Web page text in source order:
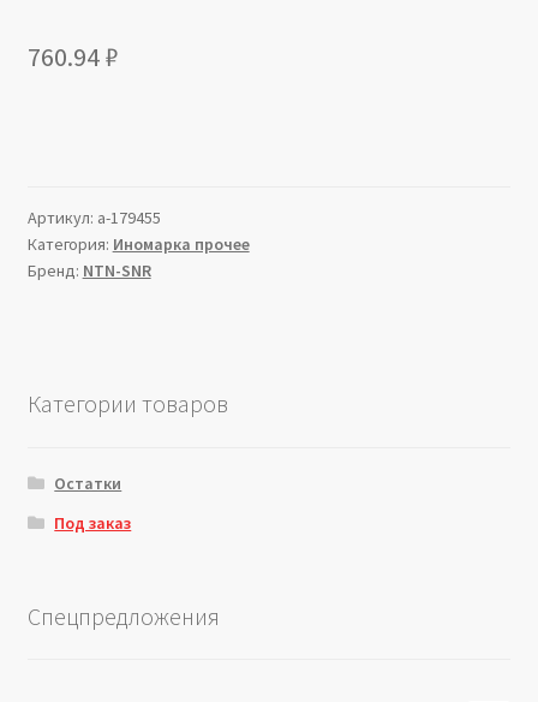
760.94₽
Артикул: a-179455
Категория: Иномарка прочее
Бренд: NTN-SNR
Категории товаров
Остатки
Под заказ
Спецпредложения